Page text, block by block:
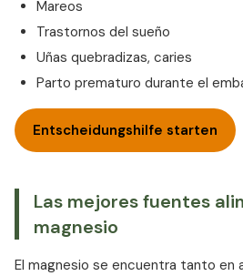
Mareos
Trastornos del sueño
Uñas quebradizas, caries
Parto prematuro durante el
Entscheidungshilfe starten
Las mejores fuentes
magnesio
El magnesio se encuentra tanto en